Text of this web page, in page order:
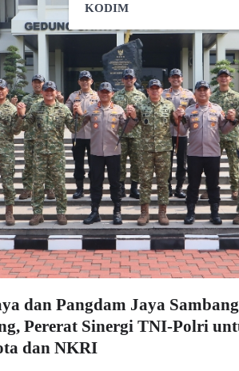
KODIM
dan Pangdam Jaya
Pererat Sinergi TNI-Polri
dan NKRI